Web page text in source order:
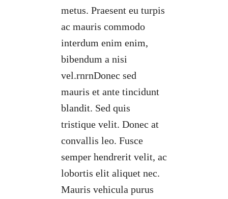
metus. Praesent eu turpis
ac mauris commodo
interdum enim enim,
bibendum a nisi
vel.rnrnDonec sed
mauris et ante tincidunt
blandit. Sed quis
tristique velit. Donec at
convallis leo. Fusce
semper hendrerit velit, ac
lobortis elit aliquet nec.
Mauris vehicula purus